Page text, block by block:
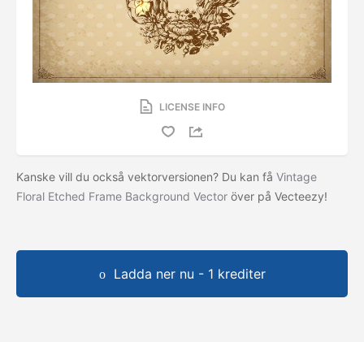
LICENSE INFO
Kanske vill du också vektorversionen? Du kan få Vintage
Floral Etched Frame Background Vector över på Vecteezy!
Ladda ner nu - 1 krediter